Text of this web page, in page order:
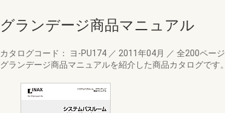
グランデージ商品マニュアル
カタログコード： ヨ-PU174 ／ 2011年04月 ／ 全200ページ
グランデージ商品マニュアルを紹介した商品カタログです。